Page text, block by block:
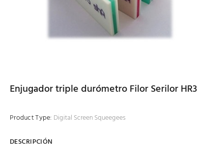
Enjugador triple durómetro Filor Serilor HR3
Product Type: Digital Screen Squeegees
DESCRIPCIÓN